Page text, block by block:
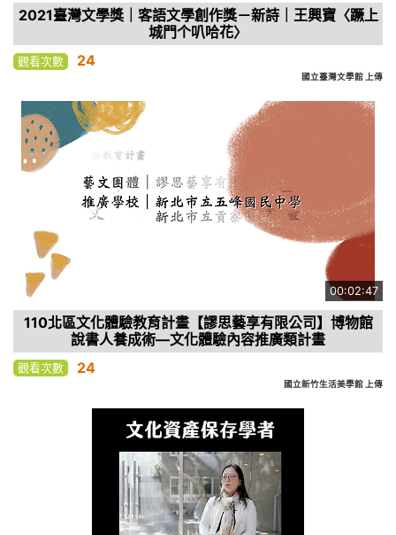
2021臺灣文學獎｜客語文學創作獎－新詩｜王興寶〈蹶上
城門个叭哈花〉
觀看次數 24
國立臺灣文學館 上傳
00:02:47
110北區文化體驗教育計畫【謬思藝享有限公司】博物館
說書人養成術—文化體驗內容推廣類計畫
觀看次數 24
國立新竹生活美學館 上傳